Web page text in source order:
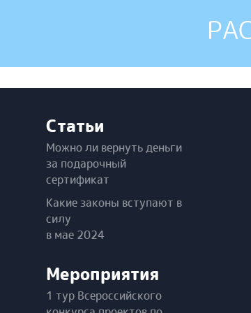
Статьи
Можно ли вернуть деньги
за подарочный
сертификат
Какие законы вступают в
силу
в мае 2024
Мероприятия
1 тур Всероссийского